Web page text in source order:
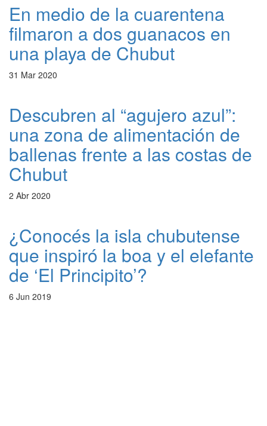
En medio de la cuarentena
filmaron a dos guanacos en
una playa de Chubut
31 Mar 2020
Descubren al “agujero azul”:
una zona de alimentación de
ballenas frente a las costas de
Chubut
2 Abr 2020
¿Conocés la isla chubutense
que inspiró la boa y el elefante
de ‘El Principito’?
6 Jun 2019